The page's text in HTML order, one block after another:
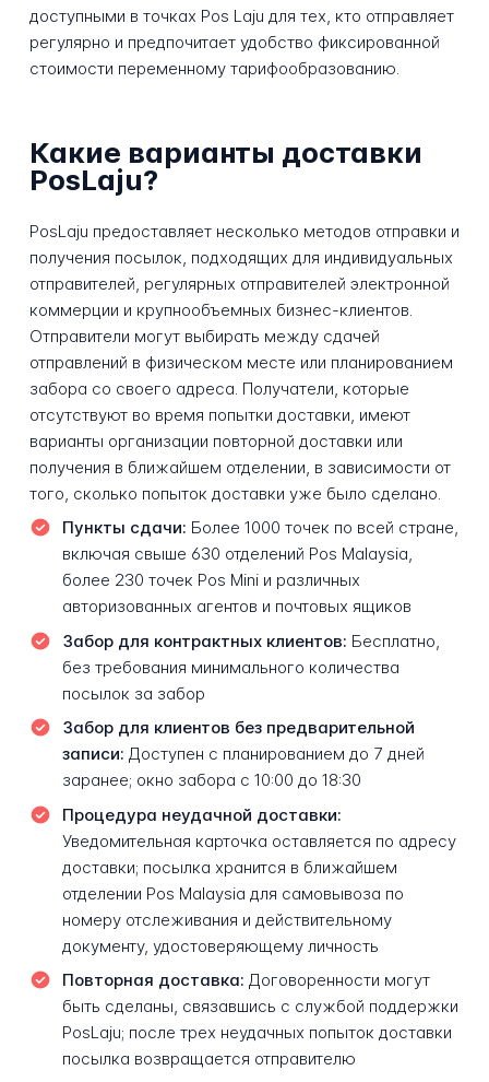
доступными в точках Pos Laju для тех, кто отправляет
регулярно и предпочитает удобство фиксированной
стоимости переменному тарифообразованию.
Какие варианты доставки
PosLaju?
PosLaju предоставляет несколько методов отправки и
получения посылок, подходящих для индивидуальных
отправителей, регулярных отправителей электронной
коммерции и крупнообъемных бизнес-клиентов.
Отправители могут выбирать между сдачей
отправлений в физическом месте или планированием
забора со своего адреса. Получатели, которые
отсутствуют во время попытки доставки, имеют
варианты организации повторной доставки или
получения в ближайшем отделении, в зависимости от
того, сколько попыток доставки уже было сделано.
Пункты сдачи: Более 1000 точек по всей стране,
включая свыше 630 отделений Pos Malaysia,
более 230 точек Pos Mini и различных
авторизованных агентов и почтовых ящиков
Забор для контрактных клиентов: Бесплатно,
без требования минимального количества
посылок за забор
Забор для клиентов без предварительной
записи: Доступен с планированием до 7 дней
заранее; окно забора с 10:00 до 18:30
Процедура неудачной доставки:
Уведомительная карточка оставляется по адресу
доставки; посылка хранится в ближайшем
отделении Pos Malaysia для самовывоза по
номеру отслеживания и действительному
документу, удостоверяющему личность
Повторная доставка: Договоренности могут
быть сделаны, связавшись с службой поддержки
PosLaju; после трех неудачных попыток доставки
посылка возвращается отправителю